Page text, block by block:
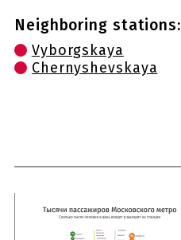
Neighboring stations:
Vyborgskaya
Chernyshevskaya